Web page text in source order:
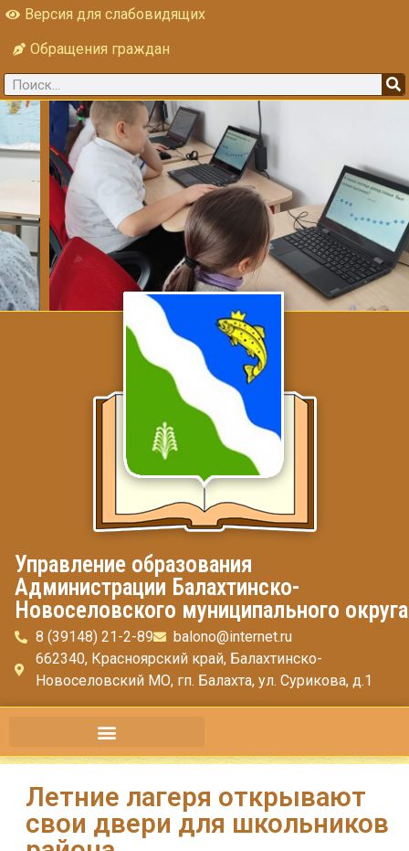
Версия для слабовидящих
Обращения граждан
Управление образования
Администрации Балахтинско-
Новоселовского муниципального округа
8 (39148) 21-2-89
balono@internet.ru
662340, Красноярский край, Балахтинско-
Новоселовский МО, гп. Балахта, ул. Сурикова, д.1
Летние лагеря открывают
свои двери для школьников